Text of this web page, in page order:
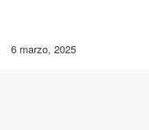
6 marzo, 2025